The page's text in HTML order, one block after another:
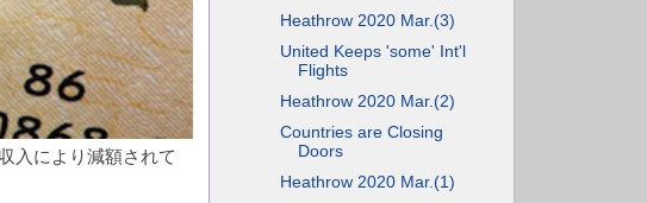
入により減額されて
Heathrow 2020 Mar.(3)
United Keeps 'some' Int'l
Flights
Heathrow 2020 Mar.(2)
Countries are Closing
Doors
Heathrow 2020 Mar.(1)